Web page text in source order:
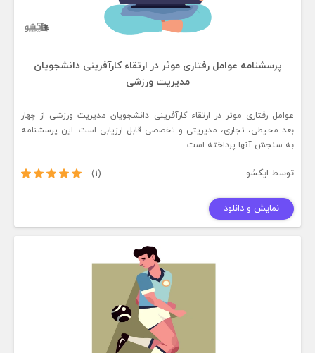
پرسشنامه عوامل رفتاری موثر در ارتقاء کارآفرینی دانشجویان
مدیریت ورزشی
عوامل رفتاری موثر در ارتقاء کارآفرینی دانشجویان مدیریت ورزشی از چهار
بعد محیطی، تجاری، مدیریتی و تخصصی قابل ارزیابی است. این پرسشنامه
به سنجش آنها پرداخته است.
توسط ایکشو (1)
نمایش و دانلود